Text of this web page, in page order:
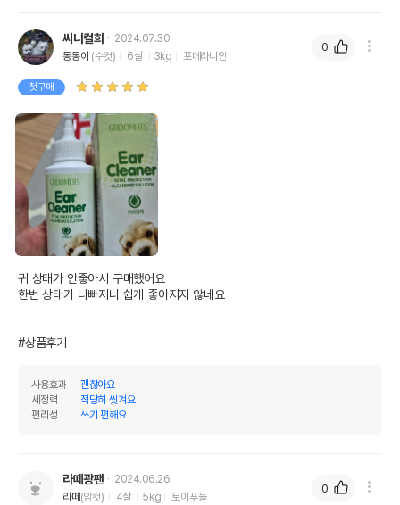
씨니컬희
2024.07.30
동동이 (수컷) 6살 3kg 포메라니안
첫구매
귀 상태가 안좋아서 구매했어요
한번 상태가 나빠지니 쉽게 좋아지지 않네요
#상품후기
사용효과
괜찮아요
세정력
적당히 씻겨요
편리성
쓰기 편해요
0
라떼광팬
2024.06.26
라떼 (암컷) 4살 5kg 토이푸들
0